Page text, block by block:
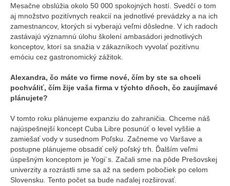
Mesačne obslúžia okolo 50 000 spokojných hostí. Svedčí o tom
aj množstvo pozitívnych reakcií na jednotlivé prevádzky a na ich
zamestnancov, ktorých si vyberajú veľmi dôsledne. V ich radoch
zastávajú významnú úlohu školení ambasádori jednotlivých
konceptov, ktorí sa snažia v zákazníkoch vyvolať pozitívnu
emóciu cez gastronomický zážitok.
Alexandra, čo máte vo firme nové, čím by ste sa chceli
pochváliť, čím žije vaša firma v týchto dňoch, čo zaujímavé
plánujete?
V tomto roku plánujeme expanziu do zahraničia. Chceme náš
najúspešnejší koncept Cuba Libre posunúť o level vyššie a
zamiešať vody v susednom Poľsku. Začneme vo Varšave a
postupne plánujeme obsadiť celý poľský trh. Ďalším veľmi
úspešným konceptom je Yogi´s. Začali sme na pôde Prešovskej
univerzity a rozrástli sme sa až na sedem pobočiek po celom
Slovensku. Tento počet sa bude naďalej rozširovať.